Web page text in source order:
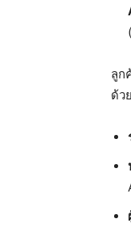
ลูก
ด้ว